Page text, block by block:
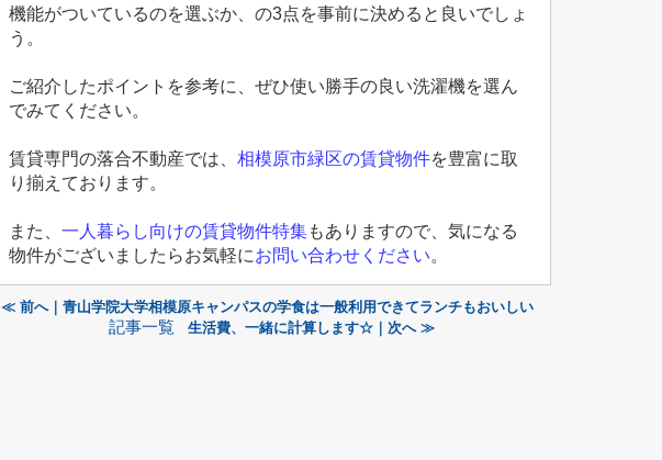
機能がついているのを選ぶか、の3点を事前に決めると良いでしょ
う。
ご紹介したポイントを参考に、ぜひ使い勝手の良い洗濯機を選ん
でみてください。
賃貸専門の落合不動産では、 相模原市緑区の賃貸物件を豊富に取
り揃えております。
また、 一人暮らし向けの賃貸物件特集もありますので、気になる
物件がございましたらお気軽にお問い合わせください。
≪ 前へ｜青山学院大学相模原キャンパスの学食は一般利用できてランチもおいしい
記事一覧 生活費、一緒に計算します☆｜次へ ≫